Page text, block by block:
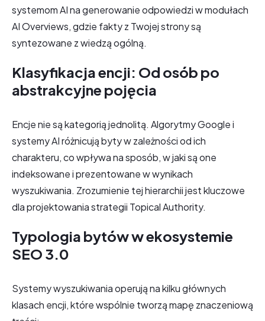
systemom AI na generowanie odpowiedzi w modułach
AI Overviews, gdzie fakty z Twojej strony są
syntezowane z wiedzą ogólną.
Klasyfikacja encji: Od osób po
abstrakcyjne pojęcia
Encje nie są kategorią jednolitą. Algorytmy Google i
systemy AI różnicują byty w zależności od ich
charakteru, co wpływa na sposób, w jaki są one
indeksowane i prezentowane w wynikach
wyszukiwania. Zrozumienie tej hierarchii jest kluczowe
dla projektowania strategii Topical Authority.
Typologia bytów w ekosystemie
SEO 3.0
Systemy wyszukiwania operują na kilku głównych
klasach encji, które wspólnie tworzą mapę znaczeniową